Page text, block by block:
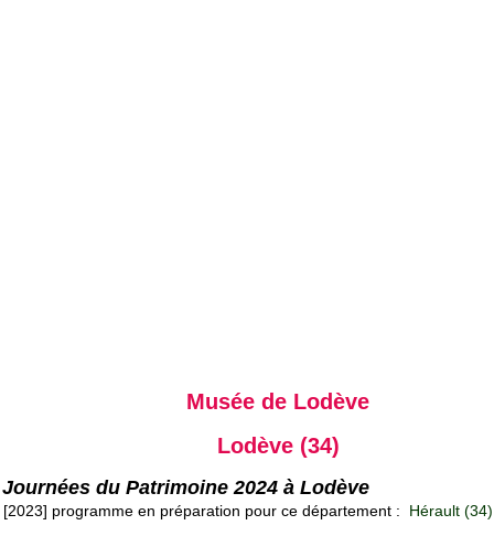
Musée de Lodève
Lodève (34)
Journées du Patrimoine 2024 à Lodève
[2023] programme en préparation pour ce département : Hérault (34)